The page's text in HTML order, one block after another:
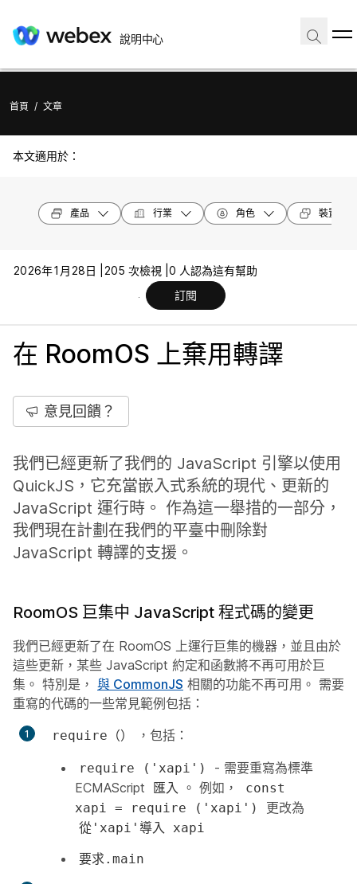
說明中心
首頁 / 文章
本文適用於：
產品 行業 角色 裝置機型
2026年1月28日 | 205 次檢視 | 0 人認為這有幫助
訂閱
在 RoomOS 上棄用轉譯
意見回饋？
我們已經更新了我們的 JavaScript 引擎以使用
QuickJS，它充當嵌入式系統的現代、更新的
JavaScript 運行時。 作為這一舉措的一部分，
我們現在計劃在我們的平臺中刪除對
JavaScript 轉譯的支援。
RoomOS 巨集中 JavaScript 程式碼的變更
我們已經更新了在 RoomOS 上運行巨集的機器，並且由於
這些更新，某些 JavaScript 約定和函數將不再可用於巨
集。 特別是， 與 CommonJS 相關的功能不再可用。 需要
重寫的代碼的一些常見範例包括：
require（） ，包括：
require ('xapi')
- 需要重寫為標準
ECMAScript
匯入 。 例如，
const
xapi = require ('xapi')
更改為
從'xapi'導入 xapi
要求.main